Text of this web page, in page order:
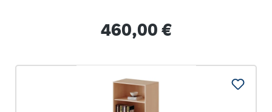
Regulärer Preis:
460,00 €